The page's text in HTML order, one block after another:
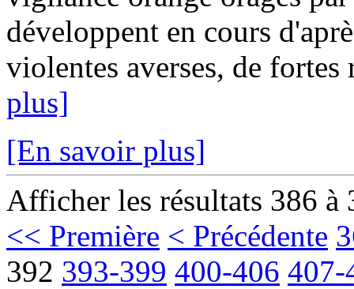
développent en cours
violentes averses, de fortes
plus]
[En savoir plus]
Afficher les résultats 386 à
<< Première < Précédente
392 393-399 400-406 407-